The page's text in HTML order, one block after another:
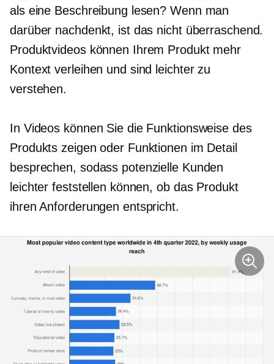
als eine Beschreibung lesen? Wenn man
darüber nachdenkt, ist das nicht überraschend.
Produktvideos können Ihrem Produkt mehr
Kontext verleihen und sind leichter zu
verstehen.
In Videos können Sie die Funktionsweise des
Produkts zeigen oder Funktionen im Detail
besprechen, sodass potenzielle Kunden
leichter feststellen können, ob das Produkt
ihren Anforderungen entspricht.